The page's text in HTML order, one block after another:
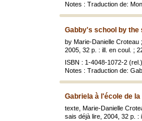
Notes : Traduction de:
Gabby's school by the
by Marie-Danielle Croteau
2005, 32 p. : ill. en coul. ;
ISBN : 1-4048-1072-2 (rel.)
Notes : Traduction de:
Gabriela à l'école de la
texte, Marie-Danielle
sais déjà lire, 2004, 32 p. :